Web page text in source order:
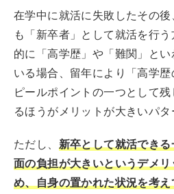
在学中に就活に失敗したその
も「新卒者」として就活を行
的に「高学歴」や「難関」と
いる場合、留年により「高学
ピールポイントの一つとして
るほうがメリットが大きいパタ
ただし、 新卒として就活でき
面の負担が大きいというデメ
め、自身の置かれた状況を考